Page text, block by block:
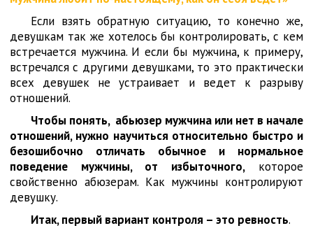
Если взять обратную ситуацию, то конечно же,
девушкам так же хотелось бы контролировать, с кем
встречается мужчина. И если бы мужчина, к примеру,
встречался с другими девушками, то это практически
всех девушек не устраивает и ведет к разрыву
отношений.
Чтобы понять, абьюзер мужчина или нет в начале
отношений, нужно научиться относительно быстро и
безошибочно отличать обычное и нормальное
поведение мужчины, от избыточного,которое
свойственно абюзерам. Как мужчины контролируют
девушку.
Итак, первый вариант контроля – это ревность.